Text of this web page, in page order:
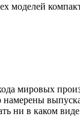
моделей
мировых
ни в каком